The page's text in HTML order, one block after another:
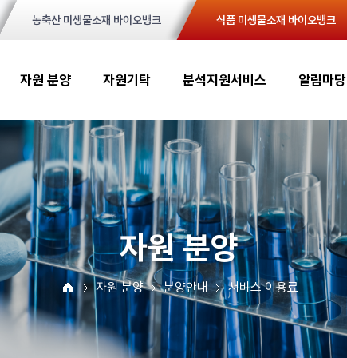
농축산 미생물소재 바이오뱅크 식품 미생물소재 바이오뱅크
자원 분양 자원기탁 분석지원서비스 알림마당
자원 분양
자원 분양 분양안내 서비스 이용료